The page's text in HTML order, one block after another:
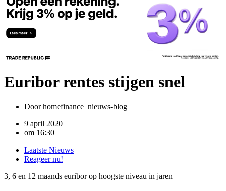
Euribor rentes stijgen snel
Doorhomefinance_nieuws-blog
9 april 2020
om 16:30
Laatste Nieuws
Reageer nu!
3, 6 en 12 maands euribor op hoogste niveau in jaren